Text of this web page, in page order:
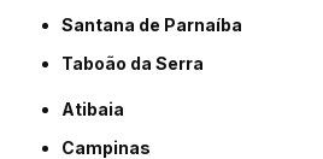
Santana de Parnaíba
Taboão da Serra
Atibaia
Campinas